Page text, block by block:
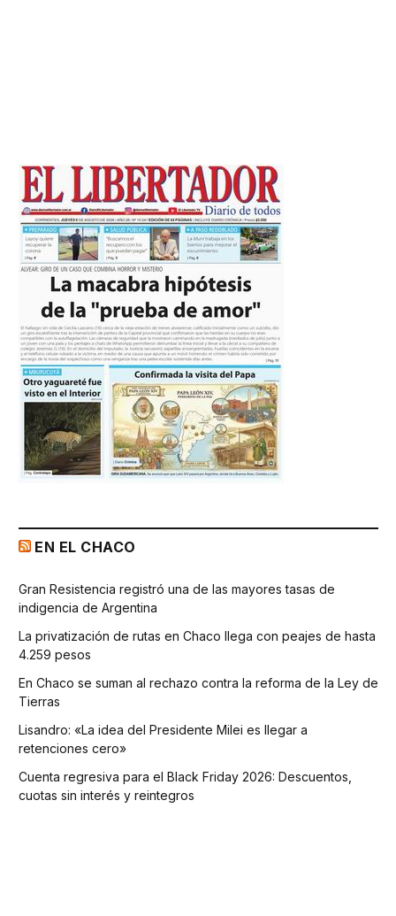
EN EL CHACO
Gran Resistencia registró una de las mayores tasas de
indigencia de Argentina
La privatización de rutas en Chaco llega con peajes de hasta
4.259 pesos
En Chaco se suman al rechazo contra la reforma de la Ley de
Tierras
Lisandro: «La idea del Presidente Milei es llegar a
retenciones cero»
Cuenta regresiva para el Black Friday 2026: Descuentos,
cuotas sin interés y reintegros